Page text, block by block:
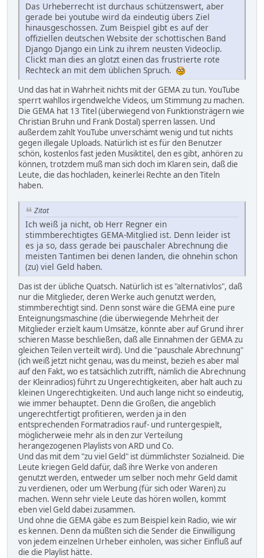
Das Urheberrecht ist durchaus schützenswert, aber
gerade bei youtube wird da eindeutig übers Ziel
hinausgeschossen. Zum Beispiel gibt es auf der
offiziellen deutschen Website der schottischen Band
Django Django ein Link zu ihrem neusten Videoclip.
Clickt man dies an glotzt einen das frustrierte rote
Rechteck an mit dem üblichen Spruch.
Und das hat in Wahrheit nichts mit der GEMA zu tun. YouTube
sperrt wahllos irgendwelche Videos, um Stimmung zu machen.
Die GEMA hat 13 Titel (überwiegend von Funktionsträgern wie
Christian Bruhn und Frank Dostal) sperren lassen. Und
außerdem zahlt YouTube unverschämt wenig und tut nichts
gegen illegale Uploads. Natürlich ist es für den Benutzer
schön, kostenlos fast jeden Musiktitel, den es gibt, anhören zu
können, trotzdem muß man sich doch im Klaren sein, daß die
Leute, die das hochladen, keinerlei Rechte an den Titeln
haben.
Zitat
Ich weiß ja nicht, ob Herr Regner ein
stimmberechtigtes GEMA-Mitglied ist. Denn leider ist
es ja so, dass gerade bei pauschaler Abrechnung die
meisten Tantimen bei denen landen, die ohnehin schon
(zu) viel Geld haben.
Das ist der übliche Quatsch. Natürlich ist es "alternativlos", daß
nur die Mitglieder, deren Werke auch genutzt werden,
stimmberechtigt sind. Denn sonst wäre die GEMA eine pure
Enteignungsmaschine (die überwiegende Mehrheit der
Mitglieder erzielt kaum Umsätze, könnte aber auf Grund ihrer
schieren Masse beschließen, daß alle Einnahmen der GEMA zu
gleichen Teilen verteilt wird). Und die "pauschale Abrechnung"
(ich weiß jetzt nicht genau, was du meinst, bezieh es aber mal
auf den Fakt, wo es tatsächlich zutrifft, nämlich die Abrechnung
der Kleinradios) führt zu Ungerechtigkeiten, aber halt auch zu
kleinen Ungerechtigkeiten. Und auch lange nicht so eindeutig,
wie immer behauptet. Denn die Großen, die angeblich
ungerechtfertigt profitieren, werden ja in den
entsprechenden Formatradios rauf- und runtergespielt,
möglicherweie mehr als in den zur Verteilung
herangezogenen Playlists von ARD und Co.
Und das mit dem "zu viel Geld" ist dümmlichster Sozialneid. Die
Leute kriegen Geld dafür, daß ihre Werke von anderen
genutzt werden, entweder um selber noch mehr Geld damit
zu verdienen, oder um Werbung (für sich oder Waren) zu
machen. Wenn sehr viele Leute das hören wollen, kommt
eben viel Geld dabei zusammen.
Und ohne die GEMA gäbe es zum Beispiel kein Radio, wie wir
es kennen. Denn da müßten sich die Sender die Einwilligung
von jedem einzelnen Urheber einholen, was sicher Einfluß auf
die die Playlist hätte.